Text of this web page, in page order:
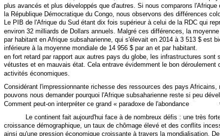
plus avancés et plus développés que d'autres. Si nous comparons l'Afrique
la République Démocratique du Congo, nous observons des différences
Le PIB de l'Afrique du Sud étant dix fois supérieur à celui de la RDC qui
environ 32 milliards de Dollars annuels. Malgré ces différences, la
par habitant en Afrique subsaharienne, qui s'élevait en 2014 à 3 513 $ est
inférieure à la moyenne mondiale de 14 956 $ par an et par habitant.
en fort retard par rapport aux autres pays du globe, les infrastructures sont
vétustes et en mauvais état. Cela entrave évidemment le bon déroulement
activités économiques.
Considérant l'impressionnante richesse des ressources des pays Africains,
pouvons nous demander pourquoi l'Afrique subsaharienne reste si peu
Comment peut-on interpréter ce grand « paradoxe de l'abondance
Le continent fait aujourd'hui face à de nombreux défis : une très
croissance démographique, un taux de chômage élevé et des conflits
ainsi qu'une pression économique croissante à travers la mondialisation.